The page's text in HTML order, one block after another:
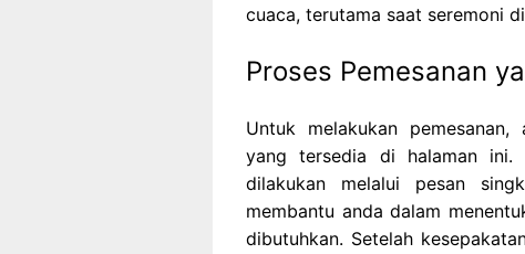
cuaca, terutama saat seremoni
Proses Pemesanan
Untuk melakukan
yang tersedia di halaman ini.
dilakukan melalui pesan
membantu anda dalam
dibutuhkan. Setelah